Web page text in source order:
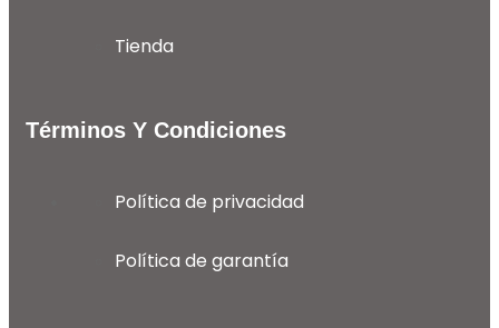
Tienda
Términos Y Condiciones
Política de privacidad
Política de garantía